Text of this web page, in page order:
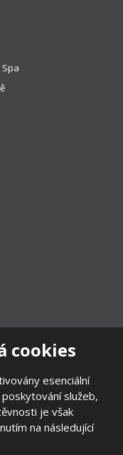
cookies
esenciální
služeb,
je však
na následující